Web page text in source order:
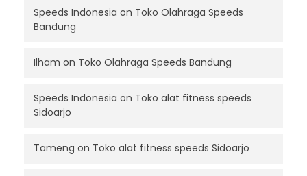
Speeds Indonesia on Toko Olahraga Speeds
Bandung
Ilham on Toko Olahraga Speeds Bandung
Speeds Indonesia on Toko alat fitness speeds
Sidoarjo
Tameng on Toko alat fitness speeds Sidoarjo